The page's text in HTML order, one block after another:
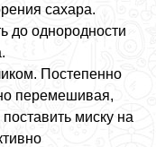
сахара.
до однородности
Постепенно
перемешивая,
миску на